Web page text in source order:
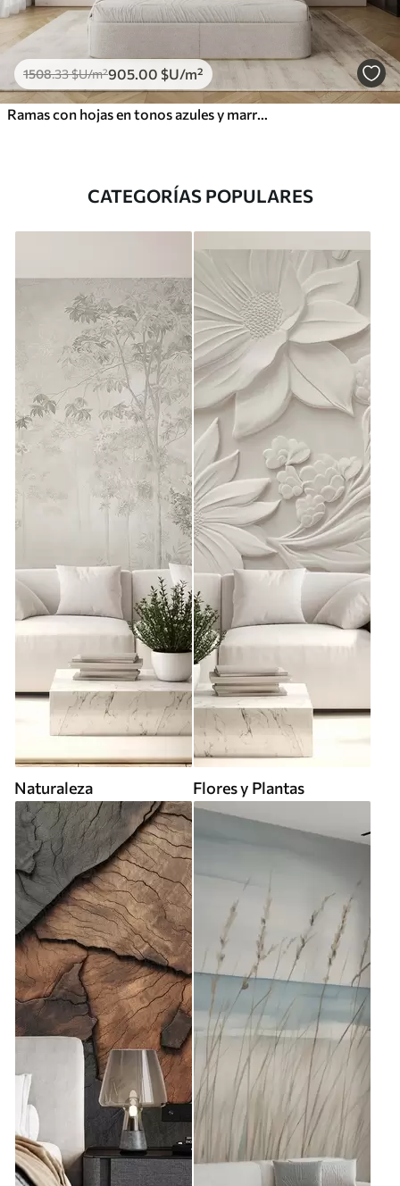
1508.33$U/m²905 .00 $U/m²
CATEGORÍAS POPULARES
Naturaleza Flores y Plantas